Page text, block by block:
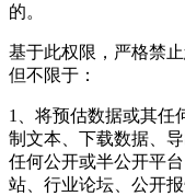
的。
基于此权限，严格禁
但不限于：
1、将预估数据或其任
制文本、下载数据、
任何公开或半公开平
站、行业论坛、公开